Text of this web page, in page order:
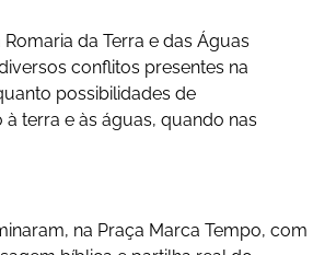
da Terra e das Águas
conflitos presentes na
possibilidades de
terra e às águas, quando nas
na Praça Marca Tempo, com